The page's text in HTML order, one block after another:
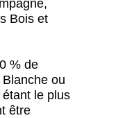
Bois et
% de
ou
étant le plus
être